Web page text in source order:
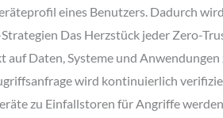
eines Benutzers. Dadurch
Das Herzstück jeder Zero-
Daten, Systeme und
wird kontinuierlich
zu Einfallstoren für Angriffe